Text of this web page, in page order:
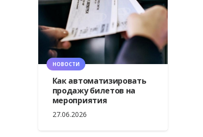
НОВОСТИ
Как автоматизировать
продажу билетов на
мероприятия
27.06.2026